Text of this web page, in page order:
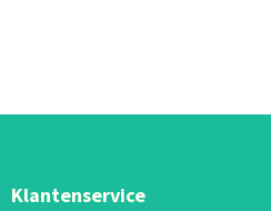
Klantenservice